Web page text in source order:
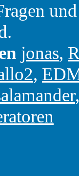
jonas,
,